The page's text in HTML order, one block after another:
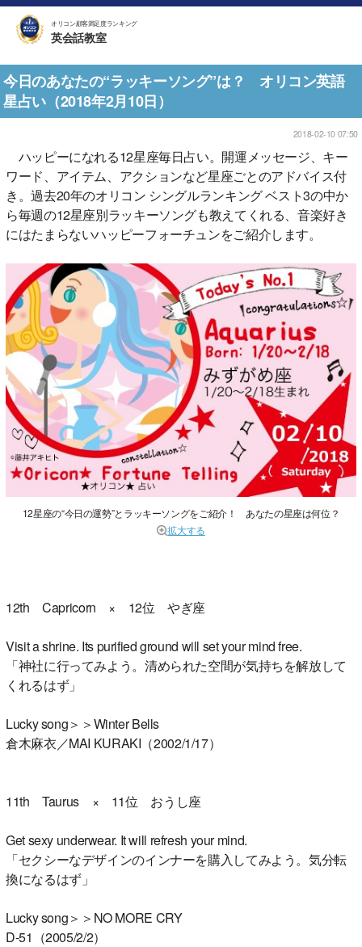
オリコン顧客満足度ランキング
英会話教室
今日のあなたの“ラッキーソング”は？ オリコン英語
星占い（2018年2月10日）
2018-02-10 07:50
ハッピーになれる12星座毎日占い。開運メッセージ、キー
ワード、アイテム、アクションなど星座ごとのアドバイス付
き。過去20年のオリコン シングルランキング ベスト3の中か
ら毎週の12星座別ラッキーソングも教えてくれる、音楽好き
にはたまらないハッピーフォーチュンをご紹介します。
12星座の“今日の運勢”とラッキーソングをご紹介！ あなたの星座は何位？
拡大する
12th Capricorn × 12位 やぎ座
Visit a shrine. Its purified ground will set your mind free.
「神社に行ってみよう。清められた空間が気持ちを解放して
くれるはず」
Lucky song＞＞Winter Bells
倉木麻衣／MAI KURAKI（2002/1/17）
11th Taurus × 11位 おうし座
Get sexy underwear. It will refresh your mind.
「セクシーなデザインのインナーを購入してみよう。気分転
換になるはず」
Lucky song＞＞NO MORE CRY
D-51（2005/2/2）